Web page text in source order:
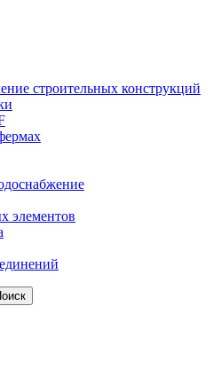
строительных конструкций
элементов